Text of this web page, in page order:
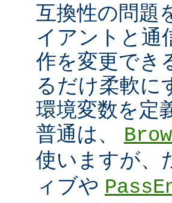
互換性の問題
イアントと通
作を変更でき
るだけ柔軟に
環境変数を定
普通は、
使いますが、
ィブや